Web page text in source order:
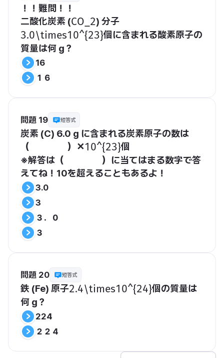
！！難問！！
二酸化炭素 (​CO_2​) 分子
​3.0\times10^{23}​個に含まれる酸素原子の
質量は何 g？
16
１６
問題 19 短答式
炭素 (C) 6.0 g に含まれる炭素原子の数は
（　　　　）✕​10^{23}​個
※解答は（　　　　）に当てはまる数字で答
えてね！10を超えることもあるよ！
3.0
3
３．０
３
問題 20 短答式
鉄 (Fe) 原子​2.4\times10^{24}​個の質量は
何 g？
224
２２４